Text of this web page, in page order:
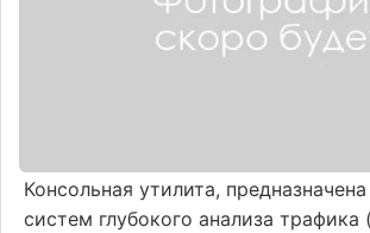
Консольная утилита,
систем глубокого анализа трафика